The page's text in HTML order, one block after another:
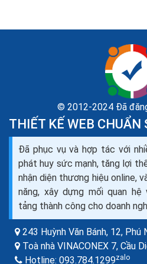
Video trên di động đang lên
Theo khảo sát của Omnicom
cứu Epinion, mạng xã hội, đặc
Instagram, là những nền tảng
60%...
© 2012-2024 Đã
THIẾT KẾ WEB CHUẨN
Đã phục vụ và hợp tác với
phát huy sức mạnh, tăng lợi
nhận diện thương hiệu online,
năng, xây dựng mối quan hệ
tảng thành công cho doanh
243 Huỳnh Văn Bánh, 12, Phú
Toà nhà VINACONEX 7, Cầu
Hotline: 093.784.1299zalo